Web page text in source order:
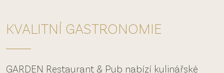
KVALITNÍ GASTRONOMIE
GARDEN Restaurant & Pub nabízí kulinářské